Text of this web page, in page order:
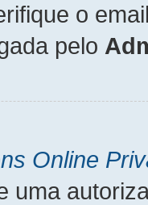
o
pelo
Online
uma